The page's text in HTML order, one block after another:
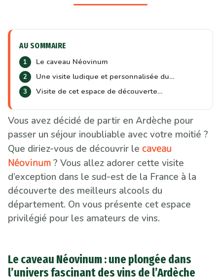
AU SOMMAIRE
Le caveau Néovinum
Une visite ludique et personnalisée du…
Visite de cet espace de découverte…
Vous avez décidé de partir en Ardèche pour
passer un séjour inoubliable avec votre moitié ?
Que diriez-vous de découvrir le caveau
Néovinum? Vous allez adorer cette visite
d’exception dans le sud-est de la France à la
découverte des meilleurs alcools du
département. On vous présente cet espace
privilégié pour les amateurs de vins.
Le caveau Néovinum : une plongée dans
l’univers fascinant des vins de l’Ardèche